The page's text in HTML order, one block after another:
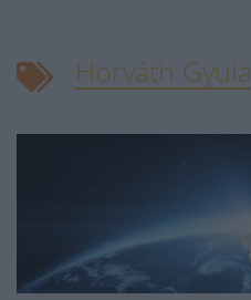
Horváth Gyula